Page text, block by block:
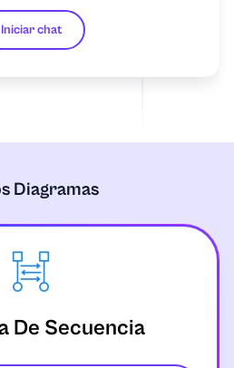
Iniciar chat
Diagramas
De Secuencia